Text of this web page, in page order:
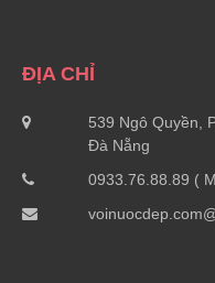
ĐỊA CHỈ
539 Ngô Quyền,
Đà Nẵng
0933.76.88.89 (